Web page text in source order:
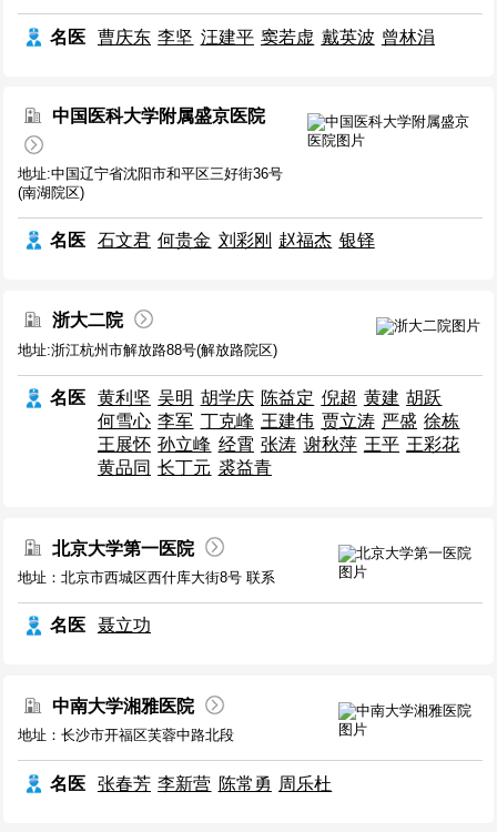
名医 曹庆东 李坚 汪建平 窦若虚 戴英波 曾林涓
中国医科大学附属盛京医院
地址:中国辽宁省沈阳市和平区三好街36号
(南湖院区)
名医 石文君 何贵金 刘彩刚 赵福杰 银铎
浙大二院
地址:浙江杭州市解放路88号(解放路院区)
名医 黄利坚 吴明 胡学庆 陈益定 倪超 黄建 胡跃
何雪心 李军 丁克峰 王建伟 贾立涛 严盛 徐栋
王展怀 孙立峰 经霄 张涛 谢秋萍 王平 王彩花
黄品同 长丁元 裘益青
北京大学第一医院
地址：北京市西城区西什库大街8号 联系
名医 聂立功
中南大学湘雅医院
地址：长沙市开福区芙蓉中路北段
名医 张春芳 李新营 陈常勇 周乐杜